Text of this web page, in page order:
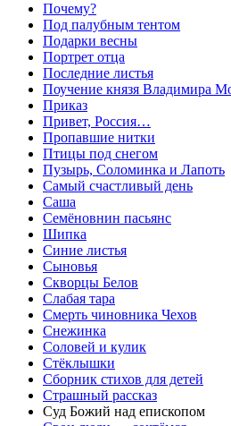
Почему?
Под палубным тентом
Подарки весны
Портрет отца
Последние листья
Поучение князя Владимира
Приказ
Привет, Россия…
Пропавшие нитки
Птицы под снегом
Пузырь, Соломинка и Лапоть
Самый счастливый день
Саша
Семёновнин пасьянс
Шипка
Синие листья
Сыновья
Скворцы Белов
Слабая тара
Смерть чиновника Чехов
Снежинка
Соловей и кулик
Стёклышки
Сборник стихов для детей
Страшный рассказ
Суд Божий над епископом